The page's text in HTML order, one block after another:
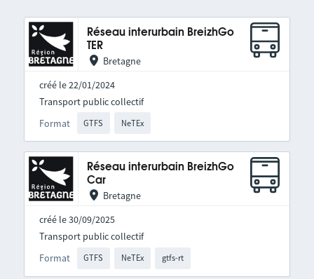
Réseau interurbain BreizhGo
TER
Bretagne
créé le 22/01/2024
Format GTFS NeTEx
Transport public collectif
Réseau interurbain BreizhGo
Car
Bretagne
créé le 30/09/2025
Format GTFS NeTEx gtfs-rt
Transport public collectif